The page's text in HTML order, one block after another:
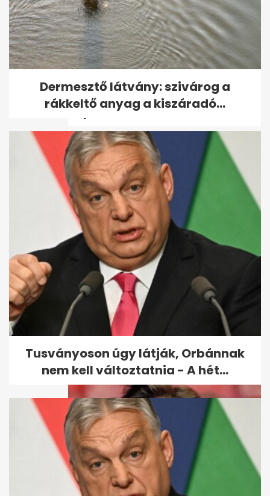
Osváth Zsolt rosszul lett a 42
fokos hőségben: „Elment a
kép”
Nyaralás előtt ezt ne tedd: 3
rejtekhely, amit a betörők
ismernek
Dermesztő látvány: szivárog a
rákkeltő anyag a kiszáradó...
Tusványoson úgy látják, Orbánnak
nem kell változtatnia - A hét...